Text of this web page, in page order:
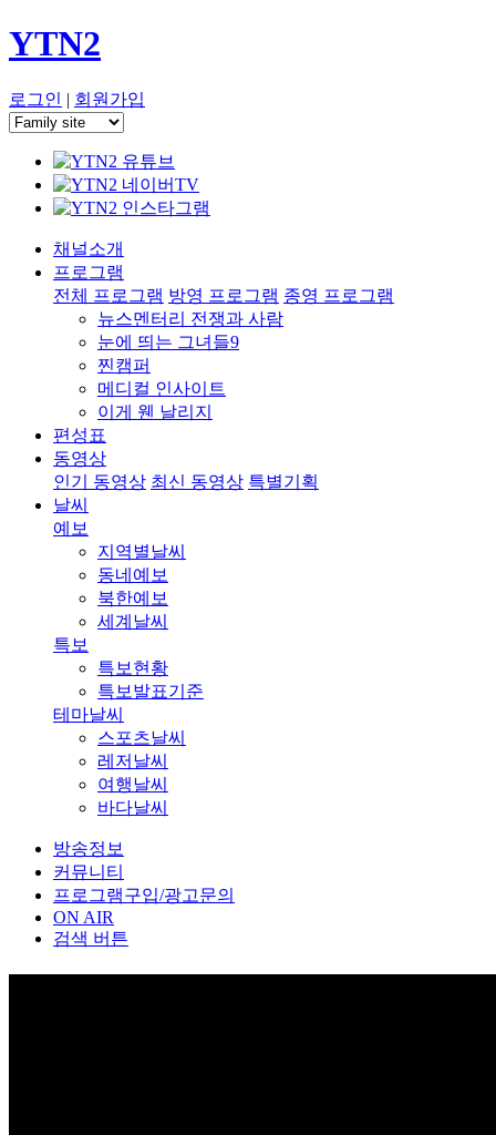
YTN2
로그인 | 회원가입
채널소개
프로그램
전체 프로그램 방영 프로그램 종영 프로그램
뉴스멘터리 전쟁과 사람
눈에 띄는 그녀들9
찐캠퍼
메디컬 인사이트
이게 웬 날리지
편성표
동영상
인기 동영상 최신 동영상 특별기획
날씨
예보
지역별날씨
동네예보
북한예보
세계날씨
특보
특보현황
특보발표기준
테마날씨
스포츠날씨
레저날씨
여행날씨
바다날씨
방송정보
커뮤니티
프로그램구입/광고문의
ON AIR
검색 버튼